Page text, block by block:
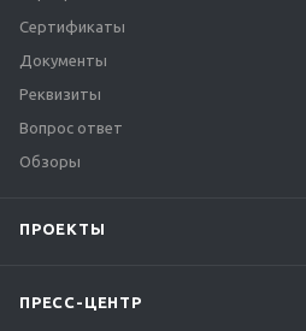
Сертификаты
Документы
Реквизиты
Вопрос ответ
Обзоры
ПРОЕКТЫ
ПРЕСС-ЦЕНТР